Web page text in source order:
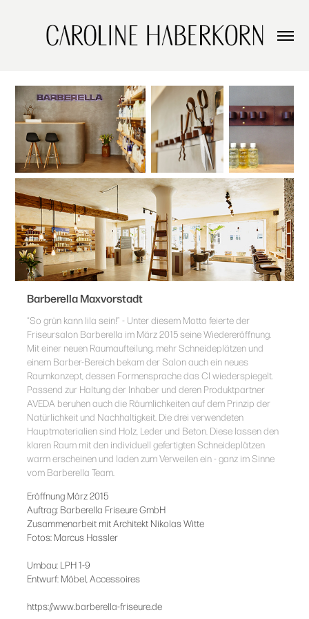
Barberella Maxvorstadt
“So grün kann lila sein!” - Unter diesem Motto feierte der
Friseursalon Barberella im März 2015 seine Wiedereröffnung.
Mit einer neuen Raumaufteilung, mehr Schneideplätzen und
einem Barber-Bereich bekam der Salon auch ein neues
Raumkonzept, dessen Formensprache das CI wiederspiegelt.
Passend zur Haltung der Inhaber und deren Produktpartner
AVEDA beruhen auch die Räumlichkeiten auf dem Prinzip der
Natürlichkeit und Nachhaltigkeit. Die drei verwendeten
Hauptmaterialien sind Holz, Leder und Beton. Diese lassen den
klaren Raum mit den individuell gefertigten Schneideplätzen
warm erscheinen und laden zum Verweilen ein - ganz im Sinne
vom Barberella Team.
Eröffnung März 2015
Auftrag: Barberella Friseure GmbH
Zusammenarbeit mit Architekt Nikolas Witte
Fotos: Marcus Hassler
Umbau: LPH 1-9
Entwurf: Möbel, Accessoires
https://www.barberella-friseure.de